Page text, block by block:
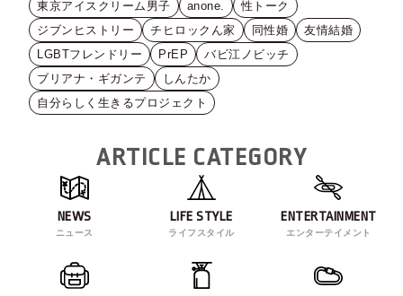
東京アイスクリーム男子
anone.
性トーク
ジブンヒストリー
チヒロックん家 同性婚
友情結婚
LGBTフレンドリー
PrEP
バビ江ノビッチ
ブリアナ・ギガンテ
しんたか
自分らしく生きるプロジェクト
ARTICLE CATEGORY
NEWS
ニュース
LIFE STYLE
ライフスタイル
ENTERTAINMENT
エンターテイメント